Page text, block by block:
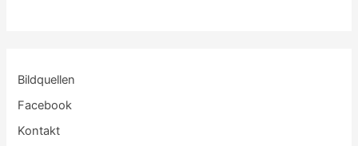
Bildquellen
Facebook
Kontakt